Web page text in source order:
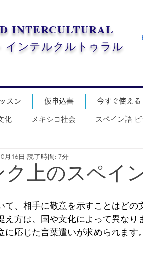
INTERCULTURAL
インテルクルトゥラル
スン 仮申込書 今すぐ使え
化 メキシコ社会 スペイン語
ク上のスペイ
月16日 読了時間: 7分
て、相手に敬意を示すことはど
え方は、国や文化によって異な
に応じた言葉遣いが求められます。